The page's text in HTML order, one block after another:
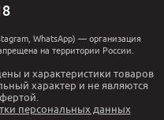
WhatsApp) — организация
на территории России.
и характеристики товаров
характер и не являются
персональных данных